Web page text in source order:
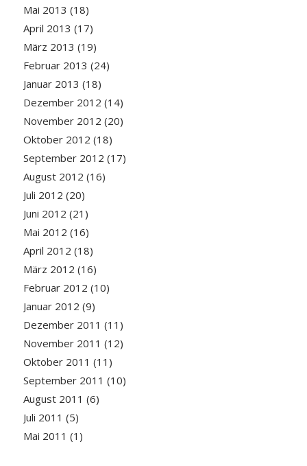
Mai 2013 (18)
April 2013 (17)
März 2013 (19)
Februar 2013 (24)
Januar 2013 (18)
Dezember 2012 (14)
November 2012 (20)
Oktober 2012 (18)
September 2012 (17)
August 2012 (16)
Juli 2012 (20)
Juni 2012 (21)
Mai 2012 (16)
April 2012 (18)
März 2012 (16)
Februar 2012 (10)
Januar 2012 (9)
Dezember 2011 (11)
November 2011 (12)
Oktober 2011 (11)
September 2011 (10)
August 2011 (6)
Juli 2011 (5)
Mai 2011 (1)